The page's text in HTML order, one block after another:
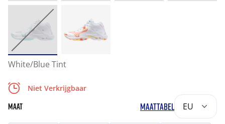
White/Blue Tint
Niet Verkrijgbaar
MAAT MAATTABEL EU